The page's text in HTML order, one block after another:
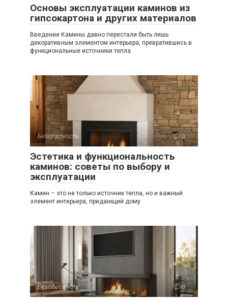
Основы эксплуатации каминов из
гипсокартона и других материалов
Введение Камины давно перестали быть лишь
декоративным элементом интерьера, превратившись в
функциональные источники тепла
Безопасность 0
Эстетика и функциональность
каминов: советы по выбору и
эксплуатации
Камин – это не только источник тепла, но и важный
элемент интерьера, придающий дому
Безопасность 0